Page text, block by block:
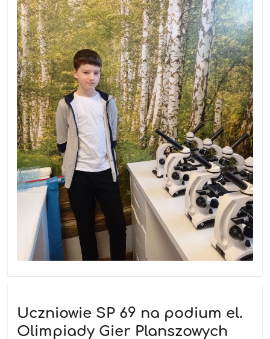
Uczniowie SP 69 na podium el.
Olimpiady Gier Planszowych